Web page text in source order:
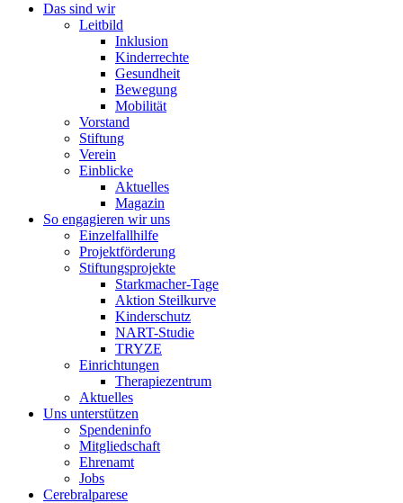
Das sind wir
Leitbild
Inklusion
Kinderrechte
Gesundheit
Bewegung
Mobilität
Vorstand
Stiftung
Verein
Einblicke
Aktuelles
Magazin
So engagieren wir uns
Einzelfallhilfe
Projektförderung
Stiftungsprojekte
Starkmacher-Tage
Aktion Steilkurve
Kinderschutz
NART-Studie
TRYZE
Einrichtungen
Therapiezentrum
Aktuelles
Uns unterstützen
Spendeninfo
Mitgliedschaft
Ehrenamt
Jobs
Cerebralparese